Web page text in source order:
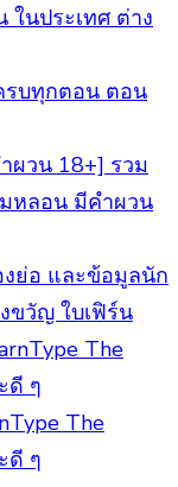
รบทุกตอน ตอน
ผวน 18+] รวม
มหลอน มีคำผวน
ย่อ และข้อมูลนัก
ขวัญ ใบเฟิร์น
The
ดี ๆ